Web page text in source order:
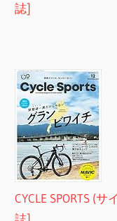
誌]
CYCLE SPORTS (